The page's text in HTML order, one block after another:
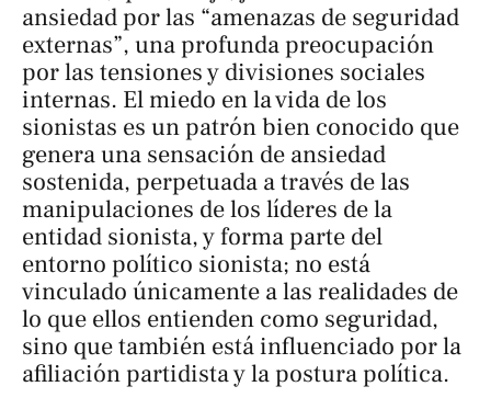
ansiedad por las “amenazas de seguridad
externas”, una profunda preocupación
por las tensiones y divisiones sociales
internas. El miedo en la vida de los
sionistas es un patrón bien conocido que
genera una sensación de ansiedad
sostenida, perpetuada a través de las
manipulaciones de los líderes de la
entidad sionista, y forma parte del
entorno político sionista; no está
vinculado únicamente a las realidades de
lo que ellos entienden como seguridad,
sino que también está influenciado por la
afiliación partidista y la postura política.